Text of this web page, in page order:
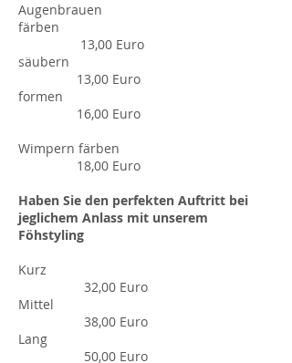
Augenbrauen
färben
13,00 Euro
säubern
13,00 Euro
formen
16,00 Euro
Wimpern färben
18,00 Euro
Haben Sie den perfekten Auftritt bei
jeglichem Anlass mit unserem
Föhstyling
Kurz
32,00 Euro
Mittel
38,00 Euro
Lang
50,00 Euro